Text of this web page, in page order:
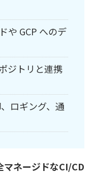
や GCP へのデ
ジトリと連携
ロギング、通
マネージドなCI/CD